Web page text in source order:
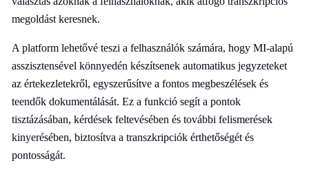
megoldást keresnek.
A platform lehetővé teszi a felhasználók számára, hogy MI-alapú
asszisztensével könnyedén készítsenek automatikus jegyzeteket
az értekezletekről, egyszerűsítve a fontos megbeszélések és
teendők dokumentálását. Ez a funkció segít a pontok
tisztázásában, kérdések feltevésében és további felismerések
kinyerésében, biztosítva a transzkripciók érthetőségét és
pontosságát.